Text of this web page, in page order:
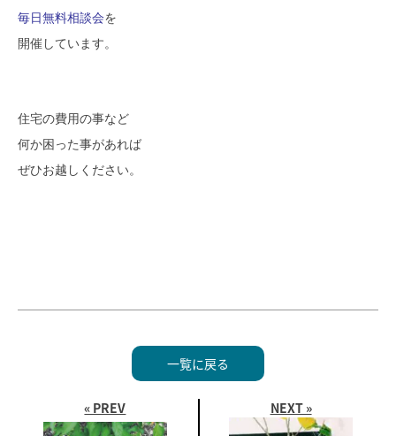
毎日無料相談会を
開催しています。
住宅の費用の事など
何か困った事があれば
ぜひお越しください。
« PREV
一覧に戻る
NEXT »